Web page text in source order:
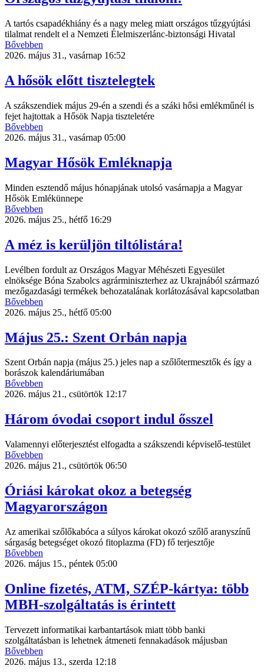
A tartós csapadékhiány és a nagy meleg miatt országos tűzgyújtási
tilalmat rendelt el a Nemzeti Élelmiszerlánc-biztonsági Hivatal
Bővebben
2026. május 31., vasárnap 16:52
A hősök előtt tisztelegtek
A szákszendiek május 29-én a szendi és a száki hősi emlékműnél is
fejet hajtottak a Hősök Napja tiszteletére
Bővebben
2026. május 31., vasárnap 05:00
Magyar Hősök Emléknapja
Minden esztendő május hónapjának utolsó vasárnapja a Magyar
Hősök Emlékünnepe
Bővebben
2026. május 25., hétfő 16:29
A méz is kerüljön tiltólistára!
Levélben fordult az Országos Magyar Méhészeti Egyesület
elnöksége Bóna Szabolcs agrárminiszterhez az Ukrajnából származó
mezőgazdasági termékek behozatalának korlátozásával kapcsolatban
Bővebben
2026. május 25., hétfő 05:00
Május 25.: Szent Orbán napja
Szent Orbán napja (május 25.) jeles nap a szőlőtermesztők és így a
borászok kalendáriumában
Bővebben
2026. május 21., csütörtök 12:17
Három óvodai csoport indul ősszel
Valamennyi előterjesztést elfogadta a szákszendi képviselő-testület
Bővebben
2026. május 21., csütörtök 06:50
Óriási károkat okoz a betegség
Magyarországon
Az amerikai szőlőkabóca a súlyos károkat okozó szőlő aranyszínű
sárgaság betegséget okozó fitoplazma (FD) fő terjesztője
Bővebben
2026. május 15., péntek 05:00
Online fizetés, ATM, SZÉP-kártya: több
MBH-szolgáltatás is érintett
Tervezett informatikai karbantartások miatt több banki
szolgáltatásban is lehetnek átmeneti fennakadások májusban
Bővebben
2026. május 13., szerda 12:18